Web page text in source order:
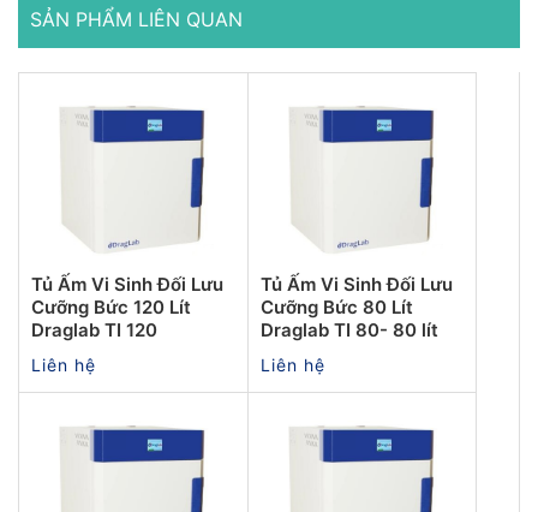
SẢN PHẨM LIÊN QUAN
Tủ Ấm Vi Sinh Đối Lưu
Cưỡng Bức 120 Lít
Draglab TI 120
Liên hệ
Tủ Ấm Vi Sinh Đối Lưu
Cưỡng Bức 80 Lít
Draglab TI 80- 80 lít
Liên hệ